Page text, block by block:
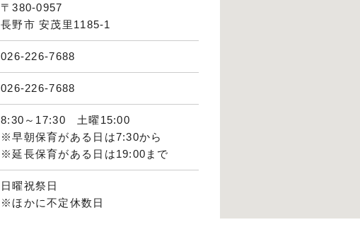
〒380-0957
長野市 安茂里1185-1
026-226-7688
026-226-7688
8:30～17:30 土曜15:00
※早朝保育がある日は7:30から
※延長保育がある日は19:00まで
日曜祝祭日
※ほかに不定休数日